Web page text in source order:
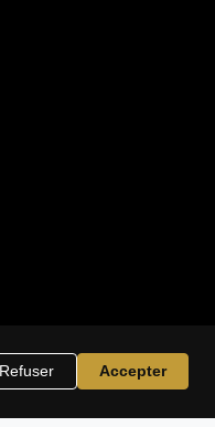
Refuser Accepter